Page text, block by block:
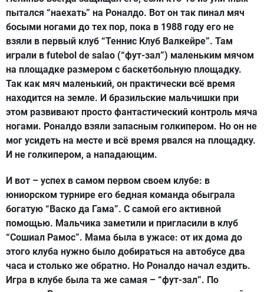
пытался “наехать” на Роналдо. Вот он так пинал мяч
босыми ногами до тех пор, пока в 1988 году его не
взяли в первый клуб “Теннис Клуб Валкейре”. Там
играли в futebol de salao (“фут-зал”) маленьким мячом
на площадке размером с баскетбольную площадку.
Так как мяч маленький, он практически всё время
находится на земле. И бразильские мальчишки при
этом развивают просто фантастический контроль мяча
ногами. Роналдо взяли запасным голкипером. Но он не
мог усидеть на месте и всё время рвался на площадку.
И не голкипером, а нападающим.
И вот – успех в самом первом своем клубе: в
юниорском турнире его бедная команда обыграла
богатую “Васко да Гама”. С самой его активной
помощью. Мальчика заметили и пригласили в клуб
“Сошиал Рамос”. Мама была в ужасе: от их дома до
этого клуба нужно было добираться на автобусе два
часа и столько же обратно. Но Роналдо начал ездить.
Игра в клубе была та же самая – “фут-зал”. По